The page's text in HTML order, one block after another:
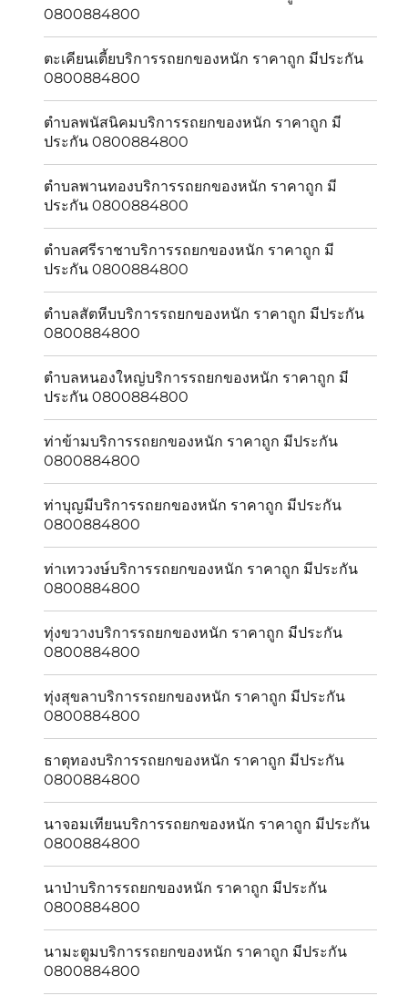
0800884800
ตะเคียนเตี้ยบริการรถยกของหนัก ราคาถูก มีประกัน
0800884800
ตำบลพนัสนิคมบริการรถยกของหนัก ราคาถูก มี
ประกัน 0800884800
ตำบลพานทองบริการรถยกของหนัก ราคาถูก มี
ประกัน 0800884800
ตำบลศรีราชาบริการรถยกของหนัก ราคาถูก มี
ประกัน 0800884800
ตำบลสัตหีบบริการรถยกของหนัก ราคาถูก มีประกัน
0800884800
ตำบลหนองใหญ่บริการรถยกของหนัก ราคาถูก มี
ประกัน 0800884800
ท่าข้ามบริการรถยกของหนัก ราคาถูก มีประกัน
0800884800
ท่าบุญมีบริการรถยกของหนัก ราคาถูก มีประกัน
0800884800
ท่าเทววงษ์บริการรถยกของหนัก ราคาถูก มีประกัน
0800884800
ทุ่งขวางบริการรถยกของหนัก ราคาถูก มีประกัน
0800884800
ทุ่งสุขลาบริการรถยกของหนัก ราคาถูก มีประกัน
0800884800
ธาตุทองบริการรถยกของหนัก ราคาถูก มีประกัน
0800884800
นาจอมเทียนบริการรถยกของหนัก ราคาถูก มีประกัน
0800884800
นาป่าบริการรถยกของหนัก ราคาถูก มีประกัน
0800884800
นามะตูมบริการรถยกของหนัก ราคาถูก มีประกัน
0800884800